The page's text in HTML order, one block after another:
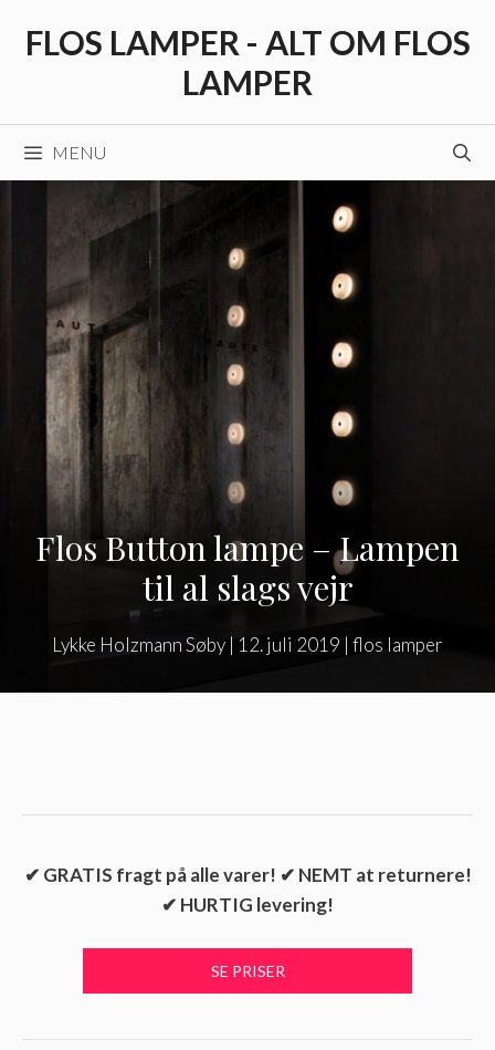
FLOS LAMPER - ALT OM FLOS
LAMPER
MENU
Flos Button lampe – Lampen
til al slags vejr
Lykke Holzmann Søby | 12. juli 2019 | flos lamper
✔ GRATIS fragt på alle varer! ✔ NEMT at returnere!
✔ HURTIG levering!